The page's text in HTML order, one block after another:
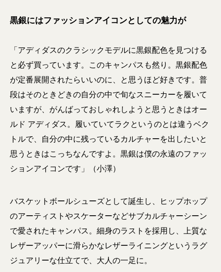
黒銀にはファッションアイコンとしての魅力が
「アディダスのクラシックモデルに黒銀配色を見つける
と必ず買っています。このキャンパスも然り。黒銀配色
が定番展開されたらいいのに、と思うほど好きです。普
段はそのときどきの自分の中で旬なスニーカーを履いて
いますが、がんばっておしゃれしようと思うときはオー
ルド アディダス。履いていてラクというのとは違うベク
トルで、自分の中に残っているカルチャーを出したいと
思うときはこっちなんですよ。黒銀は僕の永遠のファッ
ションアイコンです」（小澤）
バスケットボールシューズとして誕生し、ヒップホップ
のアーティストやスケーターなどサブカルチャーシーン
で愛されたキャンパス。細身のラストを採用し、上質な
レザーアッパーに滑らかなレザーライニングというラグ
ジュアリーな仕立てで、大人の一足に。